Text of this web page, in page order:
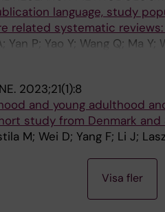
language, study
related systematic
Yan P; Yao Y; Wang Q; Ma
2023;21(1):8
and young adulthood
study from Denmark and
M; Wei D; Yang F; Li J;
Visa fler